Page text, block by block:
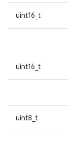
uint16_t
uint16_t
uint8_t